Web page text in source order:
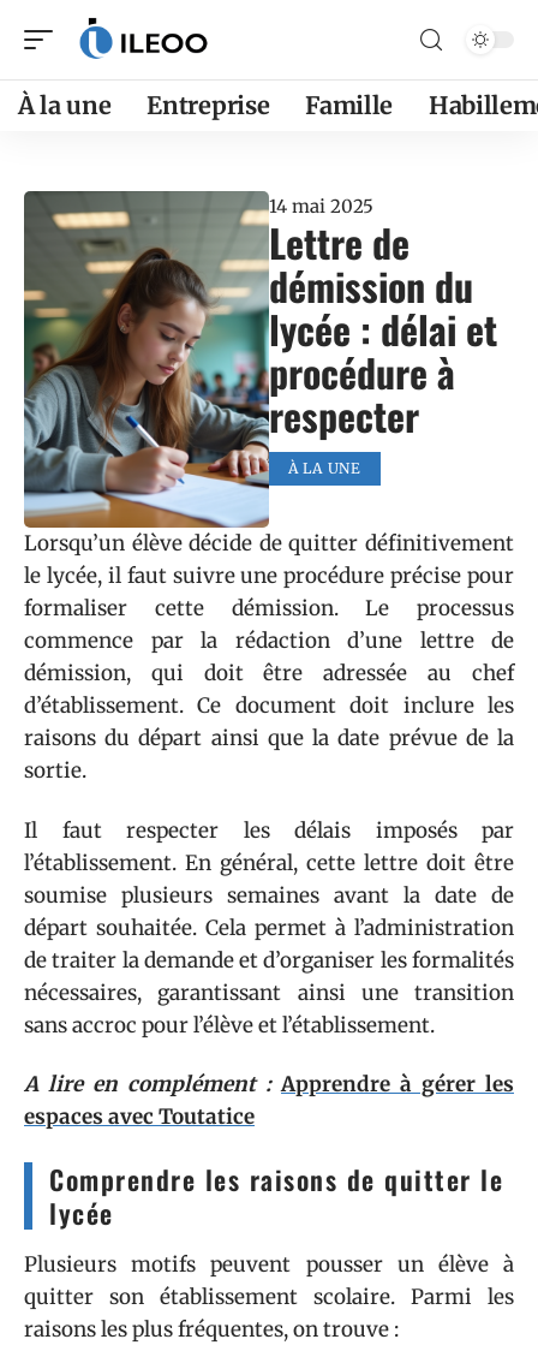
À la une Entreprise Famille
14 mai 2025
Lettre de
démission du
lycée : délai et
procédure à
respecter
À LA UNE
Lorsqu’un élève décide de quitter définitivement
le lycée, il faut suivre une procédure précise pour
formaliser cette démission. Le processus
commence par la rédaction d’une lettre de
démission, qui doit être adressée au chef
d’établissement. Ce document doit inclure les
raisons du départ ainsi que la date prévue de la
sortie.
Il faut respecter les délais imposés par
l’établissement. En général, cette lettre doit être
soumise plusieurs semaines avant la date de
départ souhaitée. Cela permet à l’administration
de traiter la demande et d’organiser les formalités
nécessaires, garantissant ainsi une transition
sans accroc pour l’élève et l’établissement.
A lire en complément : Apprendre à gérer les
espaces avec Toutatice
Comprendre les raisons de quitter le
lycée
Plusieurs motifs peuvent pousser un élève à
quitter son établissement scolaire. Parmi les
raisons les plus fréquentes, on trouve :